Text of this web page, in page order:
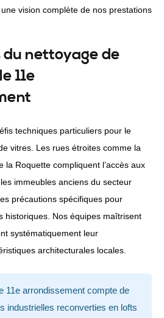
vision complète de nos prestations
nettoyage de
11e
techniques particuliers pour le
vitres. Les rues étroites comme la
la Roquette compliquent l’accès aux
immeubles anciens du secteur
précautions spécifiques pour
historiques. Nos équipes maîtrisent
systématiquement leur
architecturales locales.
11e arrondissement compte de
industrielles reconverties en lofts